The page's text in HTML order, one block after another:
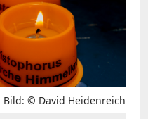
Bild: © David Heidenreich